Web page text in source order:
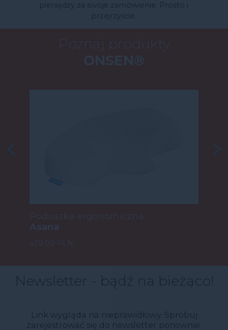
pieniędzy za swoje zamówienie. Prosto i
przejrzyście.
Poznaj produkty
ONSEN®
Poduszka ergonomiczna
Asana
439,00 PLN
Newsletter - bądź na bieżąco!
Link wygląda na nieprawidłowy. Spróbuj
zarejestrować się do newsletter ponownie.